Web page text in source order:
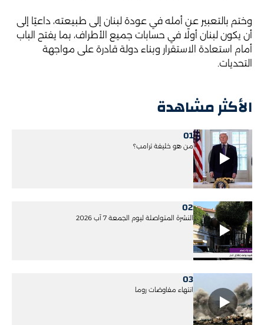
الأكثر مشاهدة
01
من هو خليفة ترامب؟
02
النشرة المتواصلة ليوم الجمعة 7 آب 2026
03
انتهاء مفاوضات روما
وختم بالتعبير عن أمله في عودة لبنان إلى طبيعته، داعيًا إلى
أن يكون لبنان أولًا في حسابات جميع الأطراف، بما يفتح الباب
أمام استعادة الاستقرار وبناء دولة قادرة على مواجهة
التحديات.